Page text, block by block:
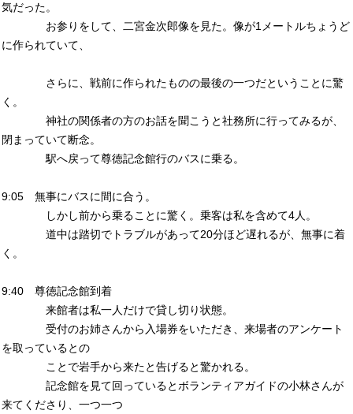
気だった。
お参りをして、二宮金次郎像を見た。像が1メートルちょうど
に作られていて、
さらに、戦前に作られたものの最後の一つだということに驚
く。
神社の関係者の方のお話を聞こうと社務所に行ってみるが、
閉まっていて断念。
駅へ戻って尊徳記念館行のバスに乗る。
9:05 無事にバスに間に合う。
しかし前から乗ることに驚く。乗客は私を含めて4人。
道中は踏切でトラブルがあって20分ほど遅れるが、無事に着
く。
9:40 尊徳記念館到着
来館者は私一人だけで貸し切り状態。
受付のお姉さんから入場券をいただき、来場者のアンケート
を取っているとの
ことで岩手から来たと告げると驚かれる。
記念館を見て回っているとボランティアガイドの小林さんが
来てくださり、一つ一つ